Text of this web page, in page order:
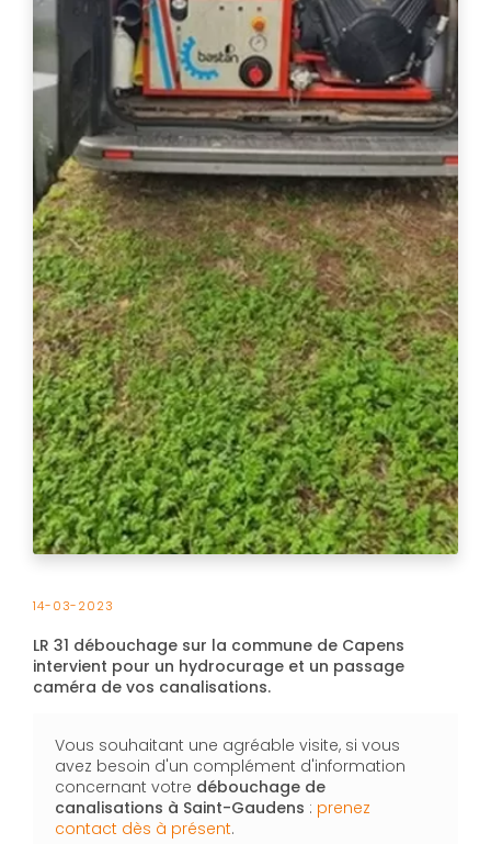
14-03-2023
LR 31 débouchage sur la commune de Capens
intervient pour un hydrocurage et un passage
caméra de vos canalisations.
Vous souhaitant une agréable visite, si vous
avez besoin d'un complément d'information
concernant votre débouchage de
canalisations à Saint-Gaudens : prenez
contact dès à présent.